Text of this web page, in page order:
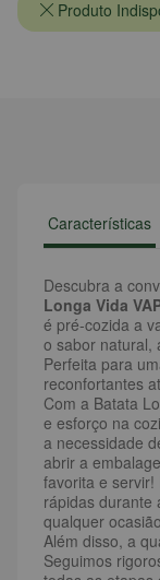
Produto
Características
Descubra a
Longa Vida
é pré-cozida a
o sabor natural,
Perfeita para
reconfortantes
Com a Batata
e esforço na
a necessidade
abrir a
favorita e
rápidas durante
qualquer
Além disso, a
Seguimos